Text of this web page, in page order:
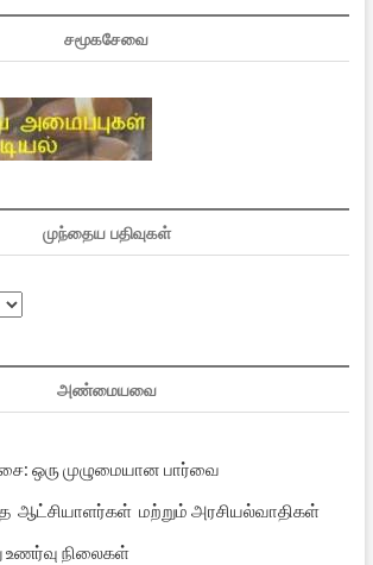
சமூகசேவை
முந்தைய பதிவுகள்
அண்மையவை
ஒரு முழுமையான பார்வை
ஆட்சியாளர்கள் மற்றும் அரசியல்வாதிகள்
உணர்வு நிலைகள்